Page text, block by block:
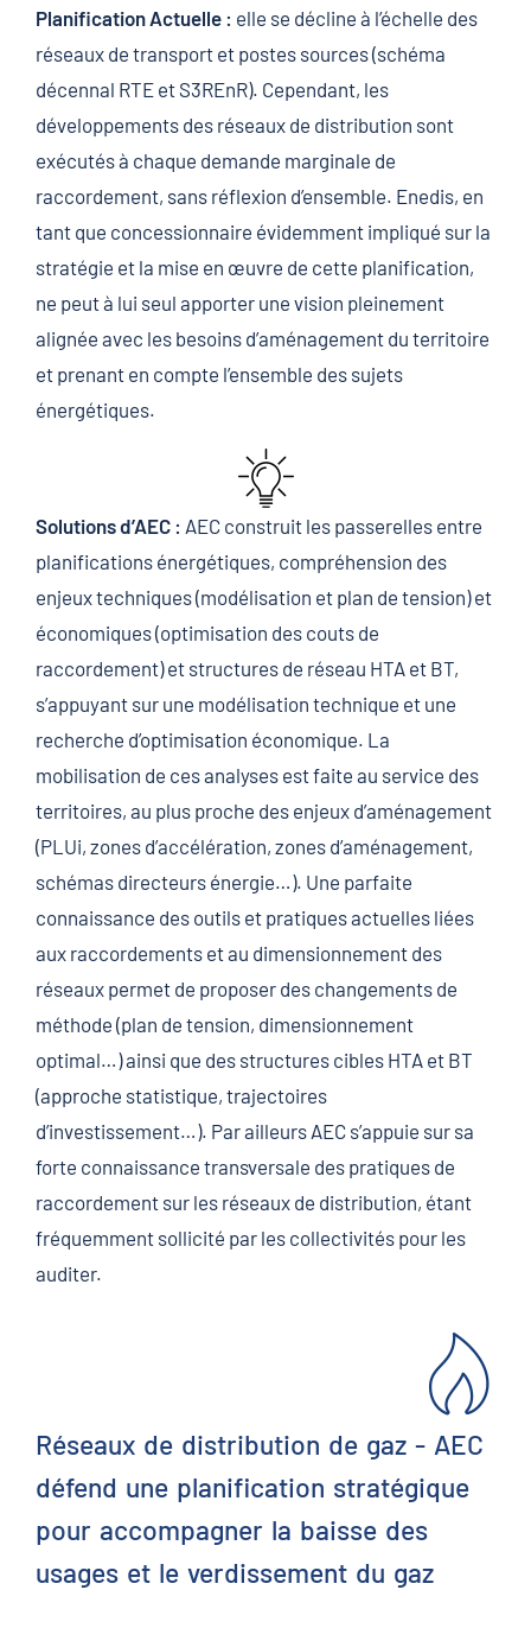
Planification Actuelle : elle se décline à l’échelle des
réseaux de transport et postes sources (schéma
décennal RTE et S3REnR). Cependant, les
développements des réseaux de distribution sont
exécutés à chaque demande marginale de
raccordement, sans réflexion d’ensemble. Enedis, en
tant que concessionnaire évidemment impliqué sur la
stratégie et la mise en œuvre de cette planification,
ne peut à lui seul apporter une vision pleinement
alignée avec les besoins d’aménagement du territoire
et prenant en compte l’ensemble des sujets
énergétiques.
Solutions d’AEC : AEC construit les passerelles entre
planifications énergétiques, compréhension des
enjeux techniques (modélisation et plan de tension) et
économiques (optimisation des couts de
raccordement) et structures de réseau HTA et BT,
s’appuyant sur une modélisation technique et une
recherche d’optimisation économique. La
mobilisation de ces analyses est faite au service des
territoires, au plus proche des enjeux d’aménagement
(PLUi, zones d’accélération, zones d’aménagement,
schémas directeurs énergie…). Une parfaite
connaissance des outils et pratiques actuelles liées
aux raccordements et au dimensionnement des
réseaux permet de proposer des changements de
méthode (plan de tension, dimensionnement
optimal…) ainsi que des structures cibles HTA et BT
(approche statistique, trajectoires
d’investissement…). Par ailleurs AEC s’appuie sur sa
forte connaissance transversale des pratiques de
raccordement sur les réseaux de distribution, étant
fréquemment sollicité par les collectivités pour les
auditer.
Réseaux de distribution de gaz - AEC
défend une planification stratégique
pour accompagner la baisse des
usages et le verdissement du gaz